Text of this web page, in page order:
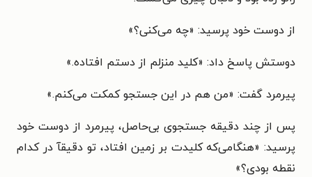
از دوست خود پرسید: «چه می‌کنی؟»
دوستش پاسخ داد: «کلید منزلم از دستم افتاده.»
پیرمرد گفت: «من هم در این جستجو کمکت می‌کنم.»
پس از چند دقیقه جستجوی بی‌حاصل، پیرمرد از دوست خود
پرسید: «هنگامی‌که کلیدت بر زمین افتاد، تو دقیقآ در کدام
نقطه بودی؟»